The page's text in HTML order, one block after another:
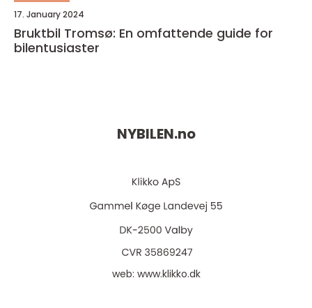
17. January 2024
Bruktbil Tromsø: En omfattende guide for
bilentusiaster
NYBILEN.no
web: www.klikko.dk